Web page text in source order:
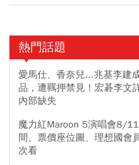
熱門話題
愛馬仕、香奈兒...兆基李建
品，遭羈押禁見！宏碁李文
內部缺失
魔力紅Maroon 5演唱會8/
間、票價座位圖、理想國會
次看